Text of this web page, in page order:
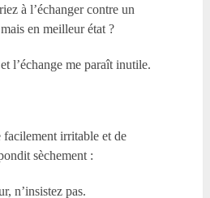
à l’échanger contre un
en meilleur état ?
l’échange me paraît inutile.
irritable et de
sèchement :
n’insistez pas.